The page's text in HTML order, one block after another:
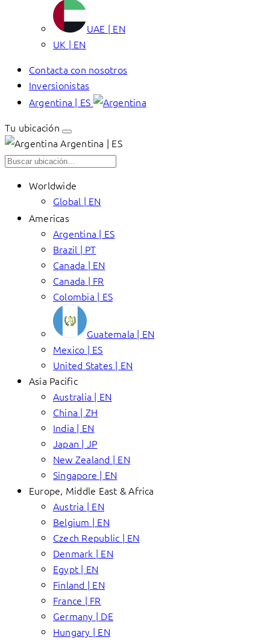
UAE | EN
UK | EN
Contacta con nosotros
Inversionistas
Argentina | ES
Tu ubicación
Argentina | ES
Worldwide
Global | EN
Americas
Argentina | ES
Brazil | PT
Canada | EN
Canada | FR
Colombia | ES
Guatemala | EN
Mexico | ES
United States | EN
Asia Pacific
Australia | EN
China | ZH
India | EN
Japan | JP
New Zealand | EN
Singapore | EN
Europe, Middle East & Africa
Austria | EN
Belgium | EN
Czech Republic | EN
Denmark | EN
Egypt | EN
Finland | EN
France | FR
Germany | DE
Hungary | EN